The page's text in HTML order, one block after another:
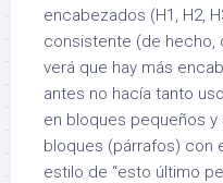
encabezados (H1, H2,
consistente (de hecho,
verá que hay más
antes no hacía tanto
en bloques pequeños
bloques (párrafos) con
estilo de “esto último